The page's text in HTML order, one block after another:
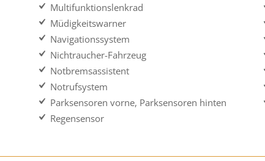
Multifunktionslenkrad
Müdigkeitswarner
Navigationssystem
Nichtraucher-Fahrzeug
Notbremsassistent
Notrufsystem
Parksensoren vorne, Parksensoren hinten
Regensensor